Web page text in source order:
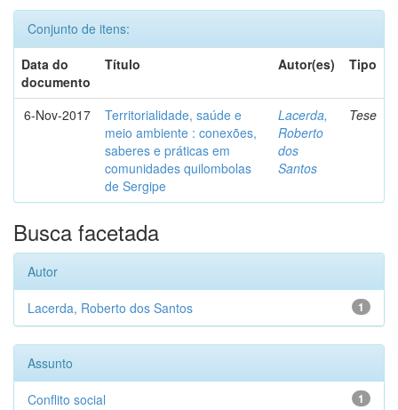
Conjunto de itens:
Data do
documento
Título Autor(es) Tipo
6-Nov-2017
Territorialidade, saúde e
meio ambiente : conexões,
saberes e práticas em
comunidades quilombolas
de Sergipe
Lacerda,
Roberto
dos
Santos
Tese
Busca facetada
Autor
1
Lacerda, Roberto dos Santos
Assunto
1
Conflito social